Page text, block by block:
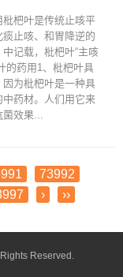
杷叶是传统止咳平
止咳、和胃降逆的
记载，枇杷叶“主咳
的药用1、枇杷叶具
为枇杷叶是一种具
药材。人们用它来
菌效果...
73992
› ››
Reserved.